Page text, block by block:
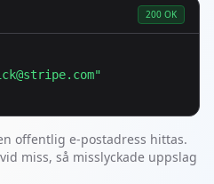
200 OK
"
offentlig e-postadress hittas.
miss, så misslyckade uppslag